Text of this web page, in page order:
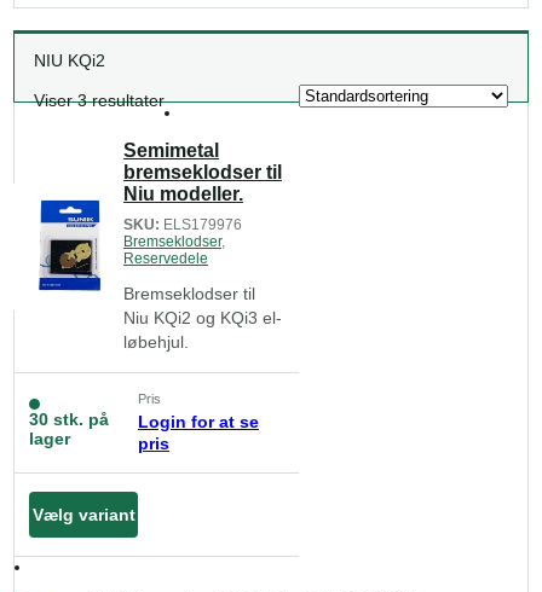
NIU KQi2
Viser 3 resultater
Semimetal
bremseklodser til
Niu modeller.
SKU: ELS179976
Bremseklodser,
Reservedele
Bremseklodser til
Niu KQi2 og KQi3 el-
løbehjul.
30 stk. på
lager
Pris
Login for at se
pris
Vælg variant